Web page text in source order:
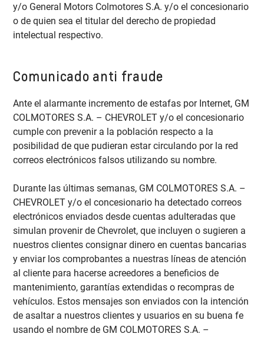
y/o General Motors Colmotores S.A. y/o el concesionario
o de quien sea el titular del derecho de propiedad
intelectual respectivo.
Comunicado anti fraude
Ante el alarmante incremento de estafas por Internet, GM
COLMOTORES S.A. – CHEVROLET y/o el concesionario
cumple con prevenir a la población respecto a la
posibilidad de que pudieran estar circulando por la red
correos electrónicos falsos utilizando su nombre.
Durante las últimas semanas, GM COLMOTORES S.A. –
CHEVROLET y/o el concesionario ha detectado correos
electrónicos enviados desde cuentas adulteradas que
simulan provenir de Chevrolet, que incluyen o sugieren a
nuestros clientes consignar dinero en cuentas bancarias
y enviar los comprobantes a nuestras líneas de atención
al cliente para hacerse acreedores a beneficios de
mantenimiento, garantías extendidas o recompras de
vehículos. Estos mensajes son enviados con la intención
de asaltar a nuestros clientes y usuarios en su buena fe
usando el nombre de GM COLMOTORES S.A. –